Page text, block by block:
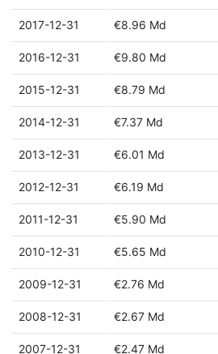
2017-12-31 €8.96 Md
2016-12-31 €9.80 Md
2015-12-31 €8.79 Md
2014-12-31 €7.37 Md
2013-12-31 €6.01 Md
2012-12-31 €6.19 Md
2011-12-31 €5.90 Md
2010-12-31 €5.65 Md
2009-12-31 €2.76 Md
2008-12-31 €2.67 Md
2007-12-31 €2.47 Md